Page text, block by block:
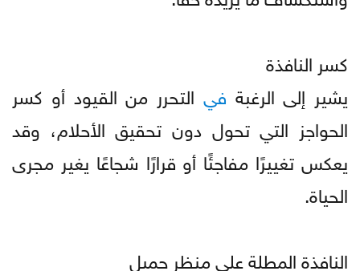
كسر النافذة
يشير إلى الرغبة في التحرر من القيود أو كسر
الحواجز التي تحول دون تحقيق الأحلام، وقد
يعكس تغييرًا مفاجئًا أو قرارًا شجاعًا يغير مجرى
الحياة.
النافذة المطلة على منظر جميل